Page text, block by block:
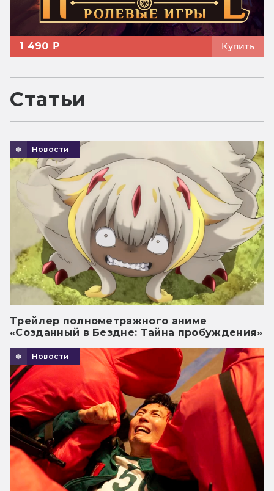
1 490 ₽ Купить
Статьи
Новости
Трейлер полнометражного аниме
«Созданный в Бездне: Тайна пробуждения»
Новости